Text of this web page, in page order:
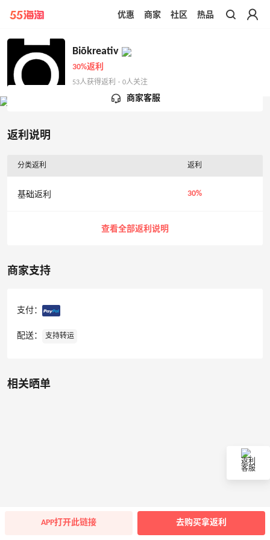
带你去官网买正品
优惠 商家 社区 热品
Biōkreativ
30%返利
53人获得返利 · 0人关注
商家客服
返利说明
分类返利 返利
基础返利 30%
查看全部返利说明
商家支持
支付：
配送： 支持转运
相关晒单
返利
客服
APP打开此链接 去购买拿返利